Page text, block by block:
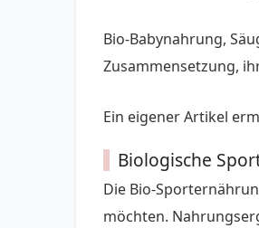
Bio-Babynahrung,
Zusammensetzung,
Ein eigener Artikel
Biologische
Die Bio-
möchten.